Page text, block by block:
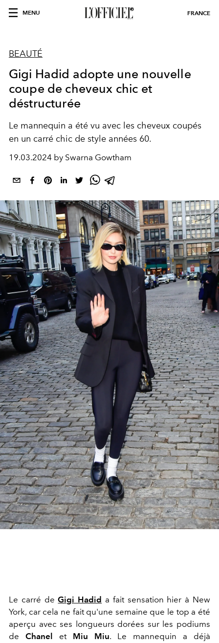
MENU FRANCE
BEAUTÉ
Gigi Hadid adopte une nouvelle
coupe de cheveux chic et
déstructurée
Le mannequin a été vu avec les cheveux coupés
en un carré chic de style années 60.
19.03.2024 by Swarna Gowtham
Le carré deGigi Hadid a fait sensation hier à New
York, car cela ne fait qu'une semaine que le top a été
aperçu avec ses longueurs dorées sur les podiums
de Chanel et Miu Miu. Le mannequin a déjà